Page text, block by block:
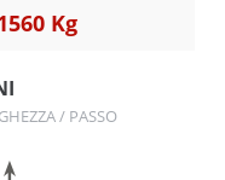
Kg
/ PASSO